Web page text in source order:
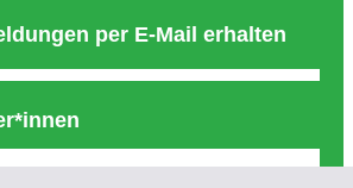
per E-Mail erhalten